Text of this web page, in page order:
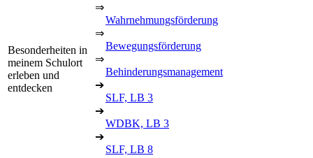
Besonderheiten in
meinem Schulort
erleben und
entdecken
⇒
Wahrnehmungsförderung
⇒
Bewegungsförderung
⇒
Behinderungsmanagement
➔
SLF, LB 3
➔
WDBK, LB 3
➔
SLF, LB 8